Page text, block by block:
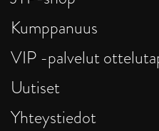
Kumppanuus
VIP -palvelut
Uutiset
Yhteystiedot